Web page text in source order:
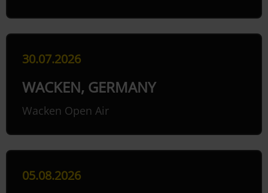
30.07.2026
WACKEN, GERMANY
Wacken Open Air
05.08.2026